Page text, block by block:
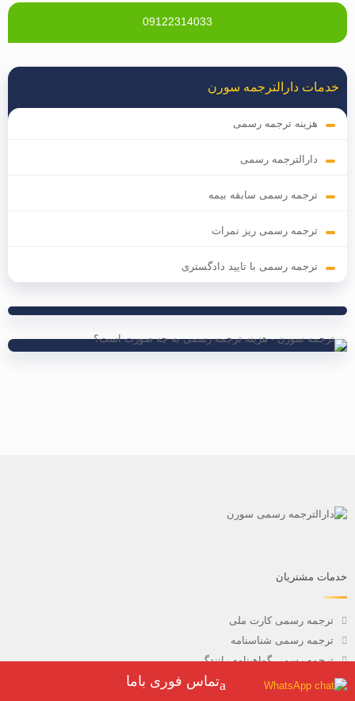
09122314033
خدمات دارالترجمه سورن
هزینه ترجمه رسمی
دارالترجمه رسمی
ترجمه رسمی سابقه بیمه
ترجمه رسمی ریز نمرات
ترجمه رسمی با تایید دادگستری
خدمات مشتریان
ترجمه رسمی کارت ملی
ترجمه رسمی شناسنامه
ترجمه رسمی گواهینامه رانندگی
هزینه ترجمه رسمی
تماس فوری باما